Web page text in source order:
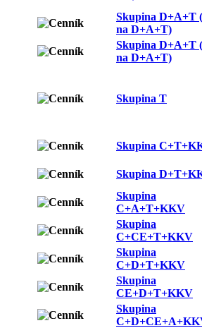
Skupina D+A+T
na D+A+T)
Skupina D+A+T
na D+A+T)
Skupina T
Skupina
Skupina
Skupina
C+A+T+KKV
Skupina
C+CE+T+KKV
Skupina
C+D+T+KKV
Skupina
CE+D+T+KKV
Skupina